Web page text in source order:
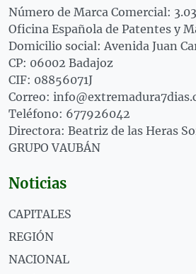
Número de Marca Comercial:
Oficina Española de Patentes y
Domicilio social: Avenida Juan
CP: 06002 Badajoz
CIF: 08856071J
Correo:
Teléfono: 677926042
Directora: Beatriz de las Heras
GRUPO VAUBÁN
Noticias
CAPITALES
REGIÓN
NACIONAL